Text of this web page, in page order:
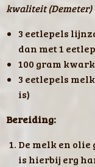
kwaliteit (Demeter)
3 eetlepels
dan met 1
100 gram
3 eetlepels
is)
Bereiding:
De melk en olie
is hierbij erg